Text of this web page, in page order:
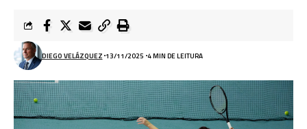
DIEGO VELÁZQUEZ 13/11/2025 4 MIN DE LEITURA